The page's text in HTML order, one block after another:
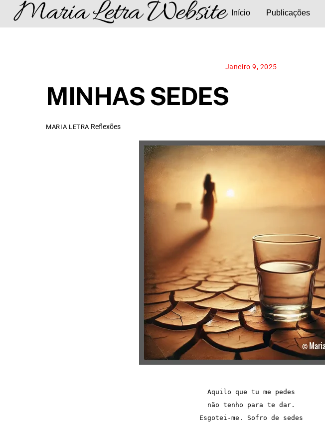
Maria Letra Website Início Publicações
Janeiro 9, 2025
MINHAS SEDES
MARIA LETRA Reflexões
Aquilo que tu me pedes
não tenho para te dar.
Esgotei-me. Sofro de sedes